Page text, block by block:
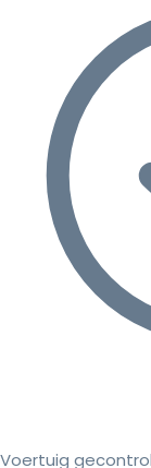
Voertuig